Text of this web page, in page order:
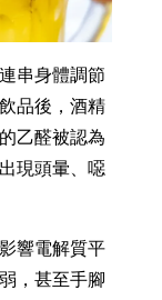
串身體調節
品後，酒精
乙醛被認為
現頭暈、噁
響電解質平
，甚至手腳